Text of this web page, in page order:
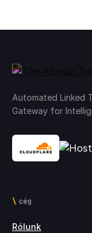
Automated Linked
Gateway for
cég
Rólunk